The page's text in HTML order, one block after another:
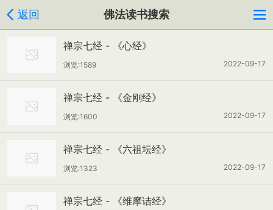
返回 佛法读书搜索
禅宗七经 - 《心经》
2022-09-17
浏览:1589
禅宗七经 - 《金刚经》
2022-09-17
浏览:1600
禅宗七经 - 《六祖坛经》
2022-09-17
浏览:1323
禅宗七经 - 《维摩诘经》